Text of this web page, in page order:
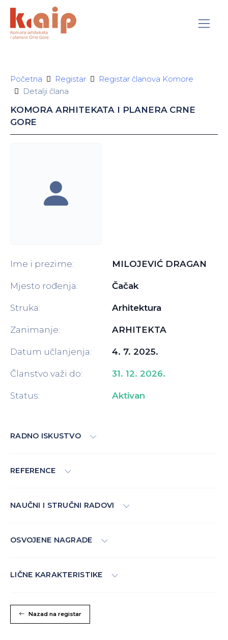
Početna Registar
Registar članova Komore
Detalji člana
KOMORA ARHITEKATA I PLANERA CRNE
GORE
Ime i prezime: MILOJEVIĆ DRAGAN
Mjesto rođenja: Čačak
Struka: Arhitektura
Zanimanje: ARHITEKTA
Datum učlanjenja: 4. 7. 2025.
Članstvo važi do: 31. 12. 2026.
Status: Aktivan
RADNO ISKUSTVO
REFERENCE
NAUČNI I STRUČNI RADOVI
OSVOJENE NAGRADE
LIČNE KARAKTERISTIKE
Nazad na registar